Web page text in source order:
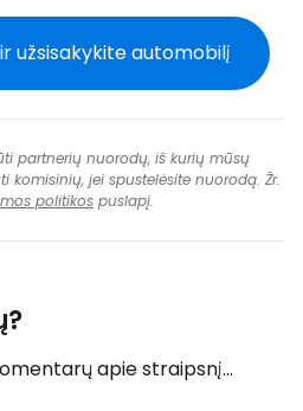
užsisakykite automobilį
partnerių nuorodų, iš kurių mūsų
jei spustelėsite nuorodą. Žr.
politikos puslapį.
apie straipsnį...